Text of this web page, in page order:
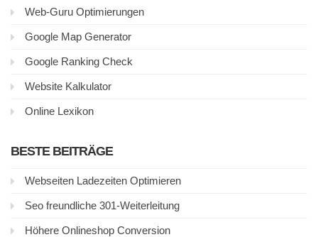
Web-Guru Optimierungen
Google Map Generator
Google Ranking Check
Website Kalkulator
Online Lexikon
BESTE BEITRÄGE
Webseiten Ladezeiten Optimieren
Seo freundliche 301-Weiterleitung
Höhere Onlineshop Conversion